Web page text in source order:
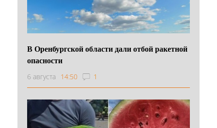
В Оренбургской области дали отбой ракетной
опасности
6 августа 14:50 1